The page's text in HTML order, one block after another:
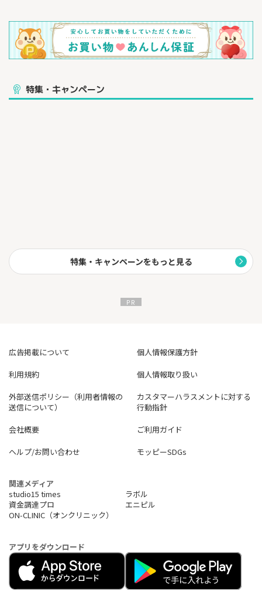
特集・キャンペーン
特集・キャンペーンをもっと見る
広告掲載について
個人情報保護方針
利用規約
個人情報取り扱い
外部送信ポリシー（利用者情報の
送信について）
カスタマーハラスメントに対する
行動指針
会社概要
ご利用ガイド
ヘルプ/お問い合わせ
モッピーSDGs
関連メディア
studio15 times
ラボル
資金調達プロ
エニピル
ON-CLINIC（オンクリニック）
アプリをダウンロード